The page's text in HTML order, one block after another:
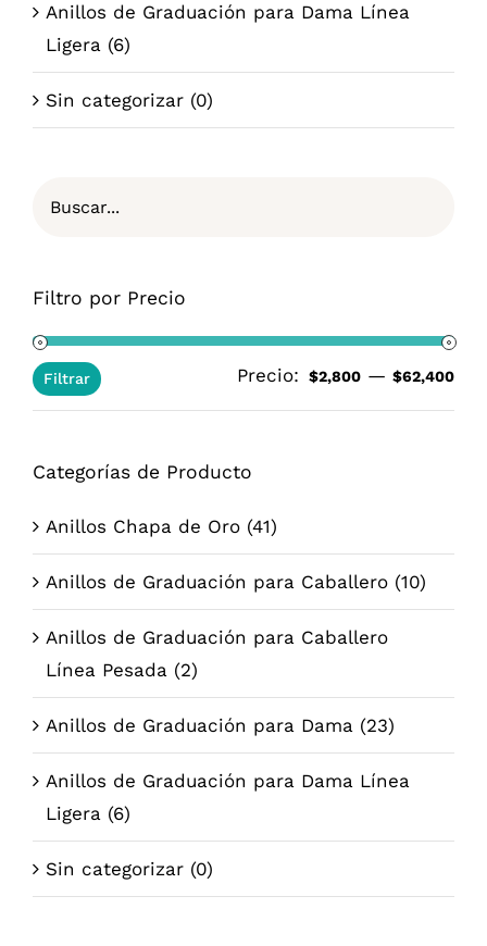
Anillos de Graduación para Dama Línea
Ligera (6)
Sin categorizar (0)
Filtro por Precio
Filtrar Precio: $2,800 —$62,400
Categorías de Producto
Anillos Chapa de Oro (41)
Anillos de Graduación para Caballero (10)
Anillos de Graduación para Caballero
Línea Pesada (2)
Anillos de Graduación para Dama (23)
Anillos de Graduación para Dama Línea
Ligera (6)
Sin categorizar (0)